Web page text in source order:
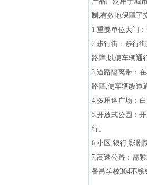
制 ,有效地保障了
1,重要单位大门
2,步行街：步行
路障, 以便车辆通
3,道路隔离带：
路障,使车辆改道
4,多用途广场：
5,开放式公园：
行。
6,小区,银行,影剧
7,高速公路：需
番禺学校304不